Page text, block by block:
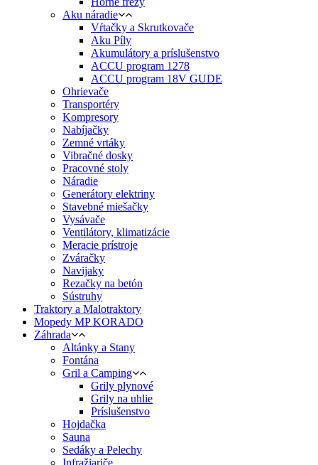
Aku náradie
Vŕtačky a Skrutkovače
Aku Píly
Akumulátory a príslušenstvo
ACCU program 1278
ACCU program 18V GUDE
Ohrievače
Transportéry
Kompresory
Nabíjačky
Zemné vrtáky
Vibračné dosky
Pracovné stoly
Náradie
Generátory elektriny
Stavebné miešačky
Vysávače
Ventilátory, klimatizácie
Meracie prístroje
Zváračky
Navijaky
Rezačky na betón
Sústruhy
Traktory a Malotraktory
Mopedy MP KORADO
Záhrada
Altánky a Stany
Fontána
Gril a Camping
Grily plynové
Grily na uhlie
Príslušenstvo
Hojdačka
Sauna
Sedáky a Pelechy